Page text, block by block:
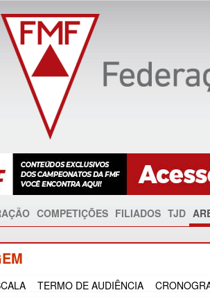
COMPETIÇÕES FILIADOS TJD
TERMO DE AUDIÊNCIA